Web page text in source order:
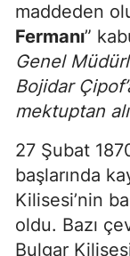
maddeden
Fermanı”
Genel
Bojidar
mektuptan
27 Şubat
başlarında
Kilisesi’nin
oldu. Bazı
Bulgar